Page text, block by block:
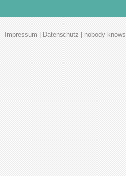
Impressum Datenschutz nobody knows